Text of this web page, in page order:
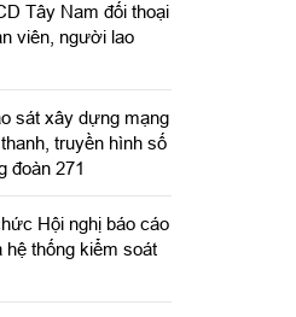
Tây Nam đối thoại
viên, người lao
sát xây dựng mạng
truyền hình số
đoàn 271
Hội nghị báo cáo
hệ thống kiểm soát